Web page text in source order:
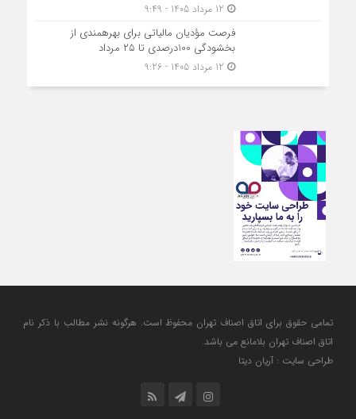
فرصت مؤدیان مالیاتی برای بهره‎مندی از
بخشودگی 100درصدی تا ۲۵ مرداد
تمامی حقوق برای اتاق اصناف تهران محفوظ است. هرگونه نشر مطالب با ذكر نام
اتاق اصناف تهران بلامانع مي باشد.
طراحی سایت : آریان دیتا